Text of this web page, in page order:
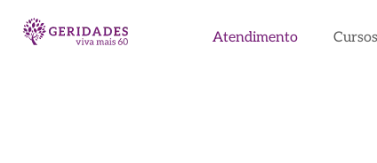
Atendimento Cursos